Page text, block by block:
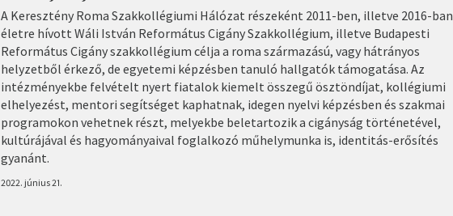
A Keresztény Roma Szakkollégiumi Hálózat részeként 2011-ben, illetve 2016-ban
életre hívott Wáli István Református Cigány Szakkollégium, illetve Budapesti
Református Cigány szakkollégium célja a roma származású, vagy hátrányos
helyzetből érkező, de egyetemi képzésben tanuló hallgatók támogatása. Az
intézményekbe felvételt nyert fiatalok kiemelt összegű ösztöndíjat, kollégiumi
elhelyezést, mentori segítséget kaphatnak, idegen nyelvi képzésben és szakmai
programokon vehetnek részt, melyekbe beletartozik a cigányság történetével,
kultúrájával és hagyományaival foglalkozó műhelymunka is, identitás-erősítés
gyanánt.
2022. június 21.